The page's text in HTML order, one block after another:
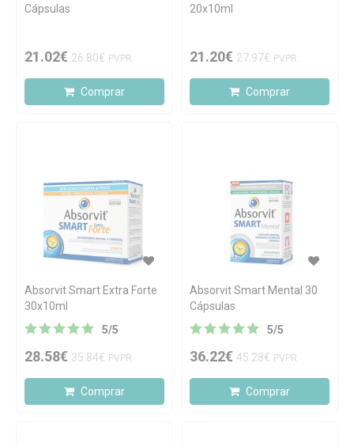
Cápsulas
21.02€ 26.80€ PVPR
Comprar
20x10ml
21.20€ 27.97€ PVPR
Comprar
Absorvit Smart Extra Forte
30x10ml
5/5
28.58€ 35.84€ PVPR
Comprar
Absorvit Smart Mental 30
Cápsulas
5/5
36.22€ 45.28€ PVPR
Comprar